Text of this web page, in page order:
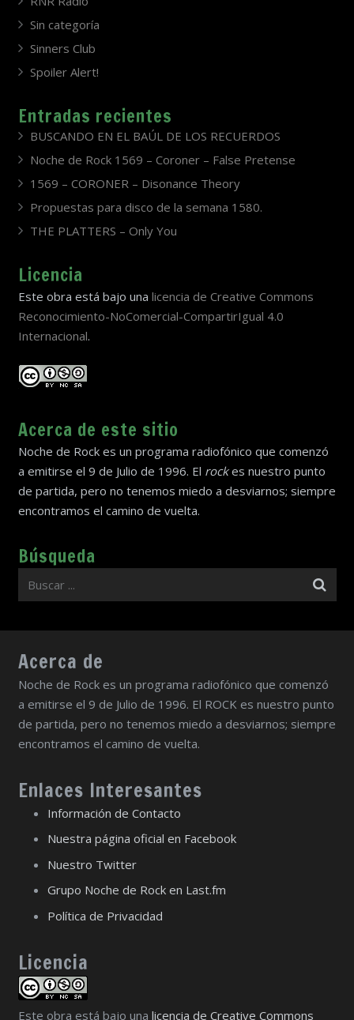
Sin categoría
Sinners Club
Spoiler Alert!
Entradas recientes
BUSCANDO EN EL BAÚL DE LOS RECUERDOS
Noche de Rock 1569 – Coroner – False Pretense
1569 – CORONER – Disonance Theory
Propuestas para disco de la semana 1580.
THE PLATTERS – Only You
Licencia
Este obra está bajo una licencia de Creative Commons
Reconocimiento-NoComercial-CompartirIgual 4.0
Internacional.
Acerca de este sitio
Noche de Rock es un programa radiofónico que comenzó
a emitirse el 9 de Julio de 1996. El rockes nuestro punto
de partida, pero no tenemos miedo a desviarnos; siempre
encontramos el camino de vuelta.
Búsqueda
Acerca de
Noche de Rock es un programa radiofónico que comenzó
a emitirse el 9 de Julio de 1996. El ROCK es nuestro punto
de partida, pero no tenemos miedo a desviarnos; siempre
encontramos el camino de vuelta.
Enlaces Interesantes
Información de Contacto
Nuestra página oficial en Facebook
Nuestro Twitter
Grupo Noche de Rock en Last.fm
Política de Privacidad
Licencia
Este obra está bajo una licencia de Creative Commons